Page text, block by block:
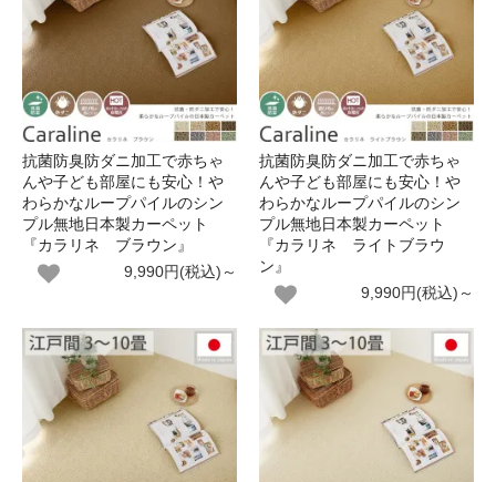
抗菌防臭防ダニ加工で赤ちゃ
んや子ども部屋にも安心！や
わらかなループパイルのシン
プル無地日本製カーペット
『カラリネ ブラウン』
9,990円(税込)～
抗菌防臭防ダニ加工で赤ちゃ
んや子ども部屋にも安心！や
わらかなループパイルのシン
プル無地日本製カーペット
『カラリネ ライトブラウ
ン』
9,990円(税込)～